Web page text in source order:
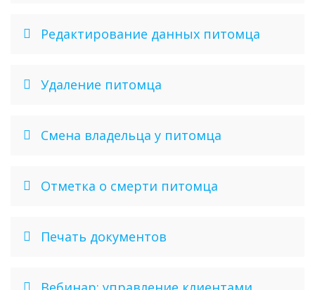
Редактирование данных питомца
Удаление питомца
Смена владельца у питомца
Отметка о смерти питомца
Печать документов